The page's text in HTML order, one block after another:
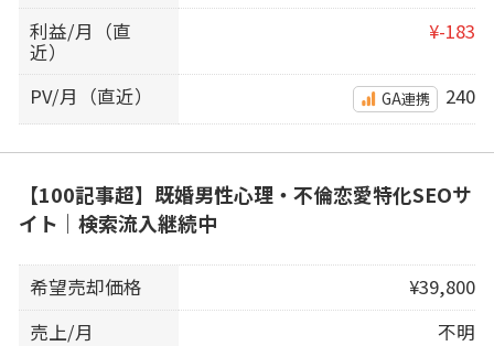
利益/月（直
近）
¥-183
PV/月（直近） GA連携 240
【100記事超】既婚男性心理・不倫恋愛特化SEOサ
イト｜検索流入継続中
希望売却価格
¥39,800
売上/月
不明